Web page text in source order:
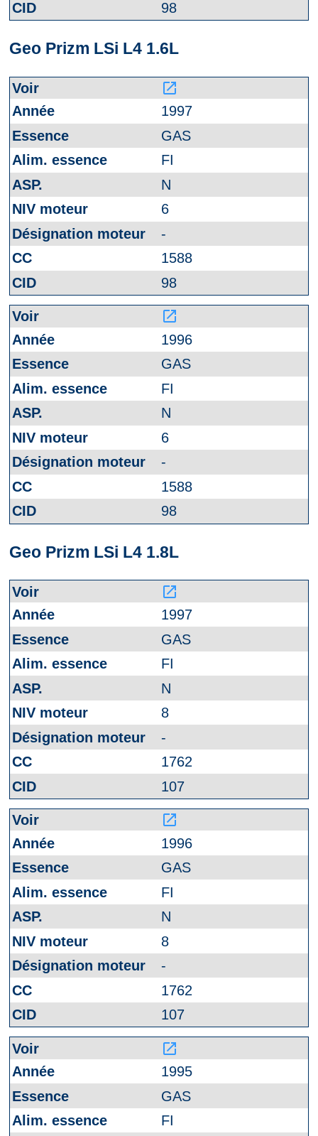
98
Geo Prizm LSi L4 1.6L
launch
1997
GAS
FI
N
6
-
1588
98
launch
1996
GAS
FI
N
6
-
1588
98
Geo Prizm LSi L4 1.8L
launch
1997
GAS
FI
N
8
-
1762
107
launch
1996
GAS
FI
N
8
-
1762
107
launch
1995
GAS
FI